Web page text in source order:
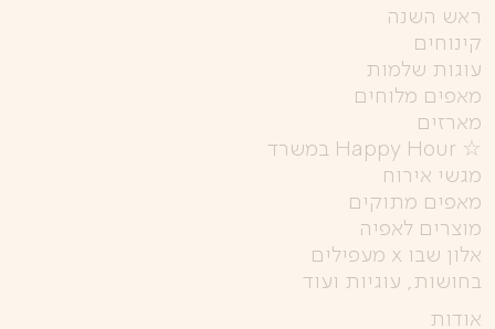
ראש השנה
קינוחים
עוגות שלמות
מאפים מלוחים
מארזים
☆ Happy Hour במשרד
מגשי אירוח
מאפים מתוקים
מוצרים לאפיה
אלון שבו x מעפילים
בחושות, עוגיות ועוד
אודות